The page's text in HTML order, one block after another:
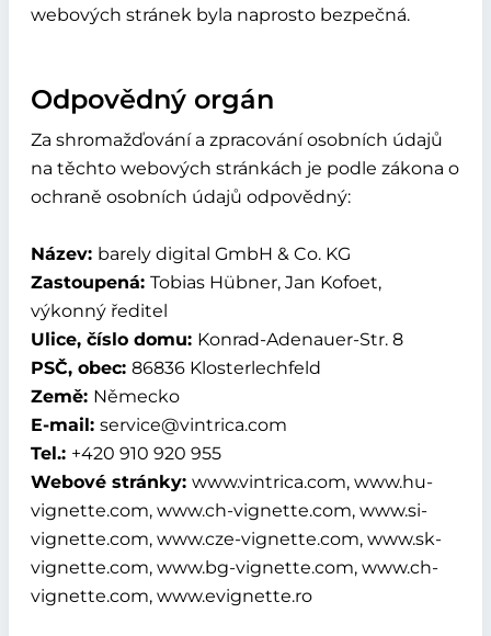
webových stránek byla naprosto bezpečná.
Odpovědný orgán
Za shromažďování a zpracování osobních údajů
na těchto webových stránkách je podle zákona o
ochraně osobních údajů odpovědný:
Název: barely digital GmbH & Co. KG
Zastoupená: Tobias Hübner, Jan Kofoet,
výkonný ředitel
Ulice, číslo domu: Konrad-Adenauer-Str. 8
PSČ, obec: 86836 Klosterlechfeld
Země: Německo
E-mail: service@vintrica.com
Tel.: +420 910 920 955
Webové stránky: www.vintrica.com, www.hu-
vignette.com, www.ch-vignette.com, www.si-
vignette.com, www.cze-vignette.com, www.sk-
vignette.com, www.bg-vignette.com, www.ch-
vignette.com, www.evignette.ro